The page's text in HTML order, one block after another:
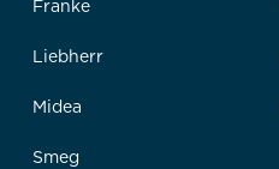
Franke
Liebherr
Midea
Smeg